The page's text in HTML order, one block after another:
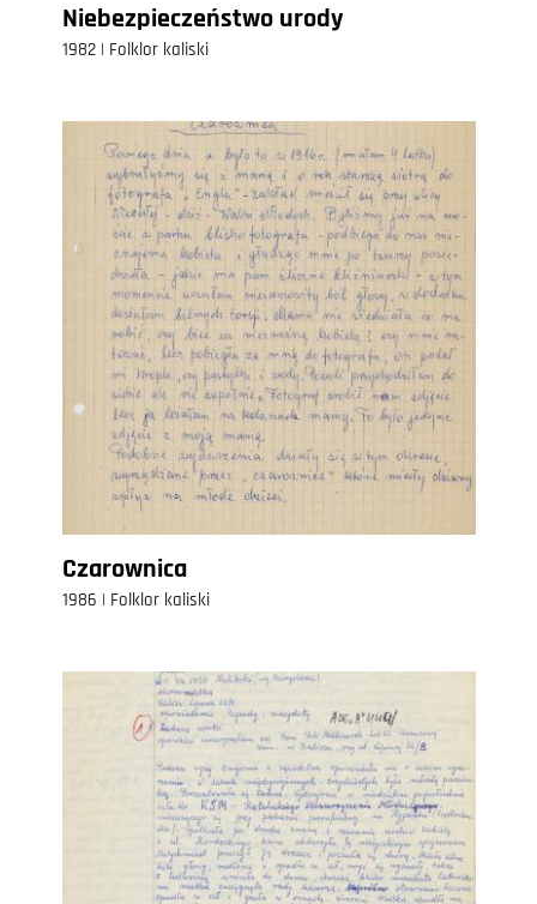
Niebezpieczeństwo urody
1982 | Folklor kaliski
Czarownica
1986 | Folklor kaliski